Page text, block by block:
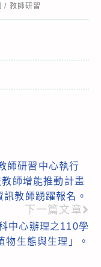
/ 教師研習
師研習中心執行
師增能推動計畫
教師踴躍報名。
下一篇文章
中心辦理之110學
物生態與生理」。